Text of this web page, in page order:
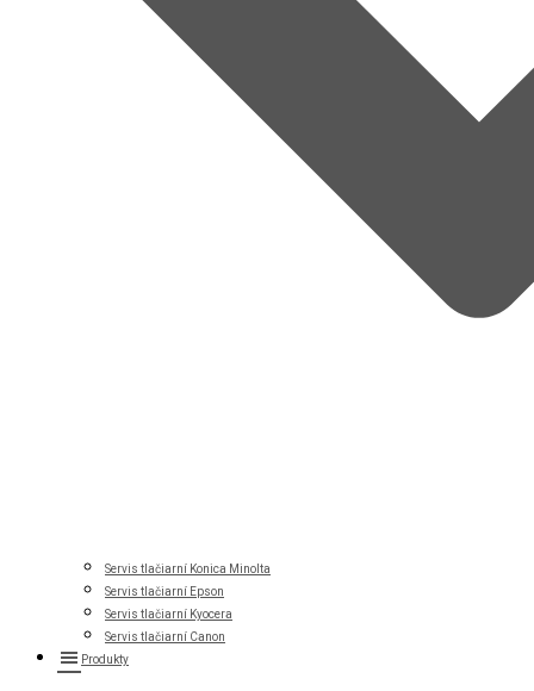
Servis tlačiarní Konica Minolta
Servis tlačiarní Epson
Servis tlačiarní Kyocera
Servis tlačiarní Canon
Produkty